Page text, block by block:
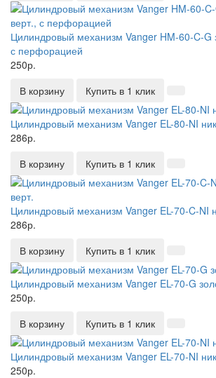
Цилиндровый механизм Vanger HM-60-C-G
с перфорацией
250р.
В корзину
Купить в 1 клик
Цилиндровый механизм Vanger EL-80-NI
286р.
В корзину
Купить в 1 клик
Цилиндровый механизм Vanger EL-70-C-NI
286р.
В корзину
Купить в 1 клик
Цилиндровый механизм Vanger EL-70-G
250р.
В корзину
Купить в 1 клик
Цилиндровый механизм Vanger EL-70-NI
250р.